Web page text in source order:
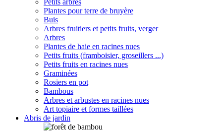
Petits arbres
Plantes pour terre de bruyère
Buis
Arbres fruitiers et petits fruits, verger
Arbres
Plantes de haie en racines nues
Petits fruits (framboisier, groseillers ...)
Petits fruits en racines nues
Graminées
Rosiers en pot
Bambous
Arbres et arbustes en racines nues
Art topiaire et formes taillées
Abris de jardin